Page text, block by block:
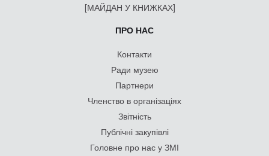
[МАЙДАН У КНИЖКАХ]
ПРО НАС
Контакти
Ради музею
Партнери
Членство в організаціях
Звітність
Публічні закупівлі
Головне про нас у ЗМІ